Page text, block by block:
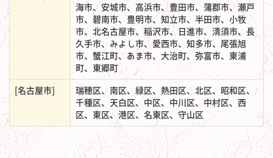
海市、安城市、高浜市、豊田市、蒲郡市、瀬戸
市、碧南市、豊明市、知立市、半田市、小牧
市、北名古屋市、稲沢市、日進市、清須市、長
久手市、みよし市、愛西市、知多市、尾張旭
市、蟹江町、あま市、大治町、弥富市、東浦
町、東郷町
[名古屋市]
瑞穂区、南区、緑区、熱田区、北区、昭和区、
千種区、天白区、中区、中川区、中村区、西
区、東区、港区、名東区、守山区